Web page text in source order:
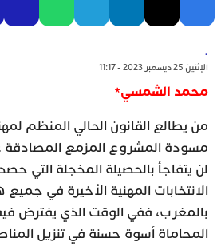
.
الإثنين 25 ديسمبر 2023 - 11:17
محمد الشمسي*
من يطالع القانون الحالي المنظم
مسودة المشروع المزمع المصادقة
لن يتفاجأ بالحصيلة المخجلة التي
الانتخابات المهنية الأخيرة في
بالمغرب، ففي الوقت الذي يفترض
المحاماة أسوة حسنة في تنزيل